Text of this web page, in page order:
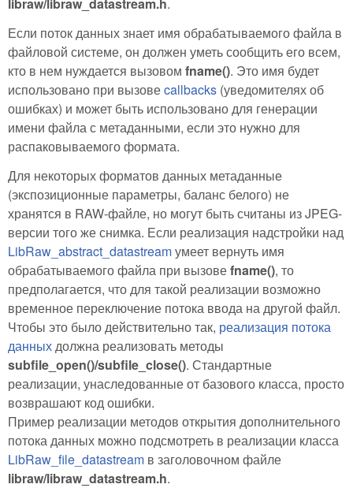
libraw/libraw_datastream.h.
Если поток данных знает имя обрабатываемого файла в
файловой системе, он должен уметь сообщить его всем,
кто в нем нуждается вызовом fname(). Это имя будет
использовано при вызовеcallbacks (уведомителях об
ошибках) и может быть использовано для генерации
имени файла с метаданными, если это нужно для
распаковываемого формата.
Для некоторых форматов данных метаданные
(экспозиционные параметры, баланс белого) не
хранятся в RAW-файле, но могут быть считаны из JPEG-
версии того же снимка. Если реализация надстройки над
LibRaw_abstract_datastreamумеет вернуть имя
обрабатываемого файла при вызовеfname(), то
предполагается, что для такой реализации возможно
временное переключение потока ввода на другой файл.
Чтобы это было действительно так, реализация потока
данныхдолжна реализовать методы
subfile_open()/subfile_close(). Стандартные
реализации, унаследованные от базового класса, просто
возврашают код ошибки.
Пример реализации методов открытия дополнительного
потока данных можно подсмотреть в реализации класса
LibRaw_file_datastream в заголовочном файле
libraw/libraw_datastream.h.